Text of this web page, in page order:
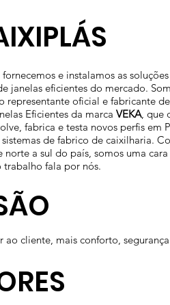
ao cliente, mais conforto,
e instalamos as
janelas eficientes do mercado.
representante oficial e fabricante
Eficientes da marcaVEKA, que
fabrica e testa novos perfis em
de fabrico de caixilharia.
norte a sul do país, somos uma
trabalho fala por nós.